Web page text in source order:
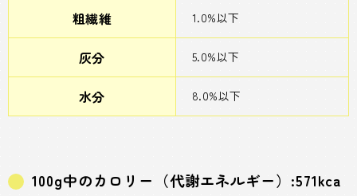
粗繊維 1.0%以下
灰分 5.0%以下
水分 8.0%以下
100g中のカロリー（代謝エネルギー）:571kca